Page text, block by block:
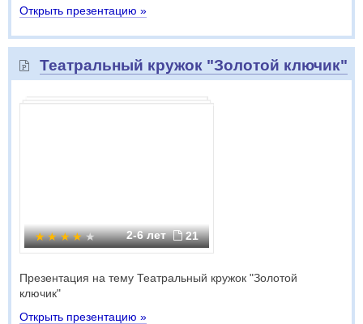
Открыть презентацию »
Театральный кружок "Золотой ключик"
2-6 лет 21
Презентация на тему Театральный кружок "Золотой
ключик"
Открыть презентацию »